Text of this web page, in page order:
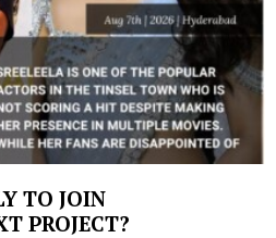
TO JOIN
PROJECT?